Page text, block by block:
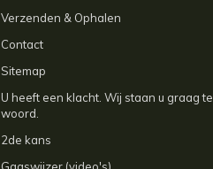
Verzenden & Ophalen
Contact
Sitemap
U heeft een klacht. Wij staan u graag te
woord.
2de kans